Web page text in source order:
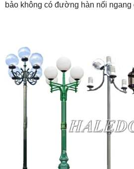
bảo không có đường hàn nối ngang